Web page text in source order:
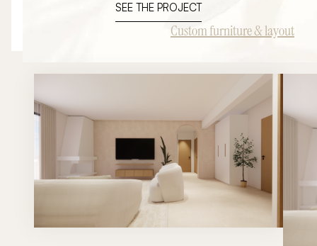
accessoire tout en offrant une organisation parfaitement
adaptée à votre quotidien. Cette composition Open 05
de la collection Orme illustre parfaitement cette
contemporaines et ses finitions italiennes haut de gamme
créent un espace raffiné où chaque détail est pensé pour
conjuguer esthétique et praticité. Chez Ambiance
Signature Collection, nous concevons chaque dressing
ouvert entièrement sur mesure afin qu'il s'intègre
naturellement à votre intérieur et réponde précisément à
vos habitudes de rangement.
SEE THE PROJECT
Custom furniture & layout